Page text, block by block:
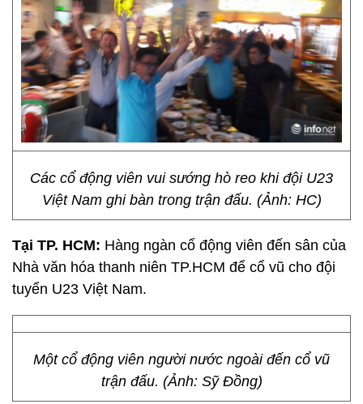
Các cổ động viên vui sướng hò reo khi đội U23
Việt Nam ghi bàn trong trận đấu. (Ảnh: HC)
Tại TP. HCM: Hàng ngàn cổ động viên đến sân của
Nhà văn hóa thanh niên TP.HCM để cổ vũ cho đội
tuyển U23 Việt Nam.
Một cổ động viên người nước ngoài đến cổ vũ
trận đấu. (Ảnh: Sỹ Đồng)